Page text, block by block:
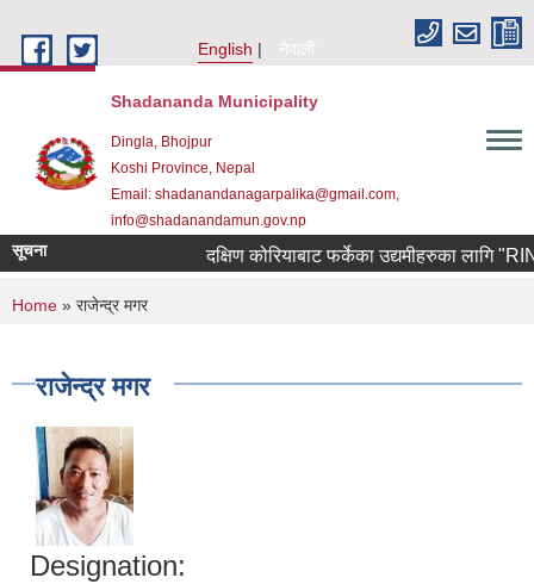
English
नेपाली
Shadananda Municipality
Dingla, Bhojpur
Koshi Province, Nepal
Email: shadanandanagarpalika@gmail.com,
info@shadanandamun.gov.np
सूचना दक्षिण कोरियाबाट फर्केका उद्यमीहरुका लागि
You are here
Home » राजेन्द्र मगर
राजेन्द्र मगर
Designation: